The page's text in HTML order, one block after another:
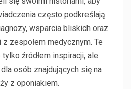
często podkreślają
wsparcia bliskich oraz
zespołem medycznym. Te
źródłem inspiracji, ale
osób znajdujących się na
z oponiakiem.